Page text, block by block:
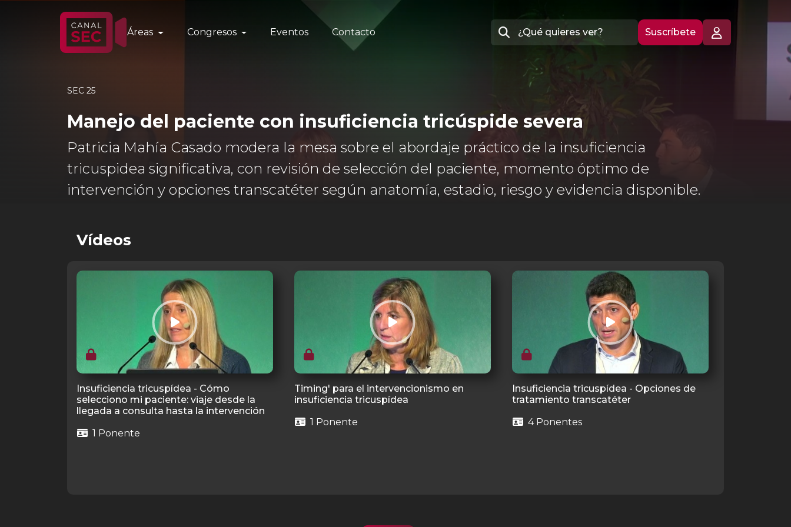
Áreas Congresos Eventos Contacto Suscríbete
SEC 25
Manejo del paciente con insuficiencia tricúspide severa
Patricia Mahía Casado modera la mesa sobre el abordaje práctico de la insuficiencia
tricuspidea significativa, con revisión de selección del paciente, momento óptimo de
intervención y opciones transcatéter según anatomía, estadio, riesgo y evidencia disponible.
Vídeos
Insuficiencia tricuspídea - Cómo
selecciono mi paciente: viaje desde la
llegada a consulta hasta la intervención
1 Ponente
Timing' para el intervencionismo en
insuficiencia tricuspídea
1 Ponente
Insuficiencia tricuspídea - Opciones de
tratamiento transcatéter
4 Ponentes